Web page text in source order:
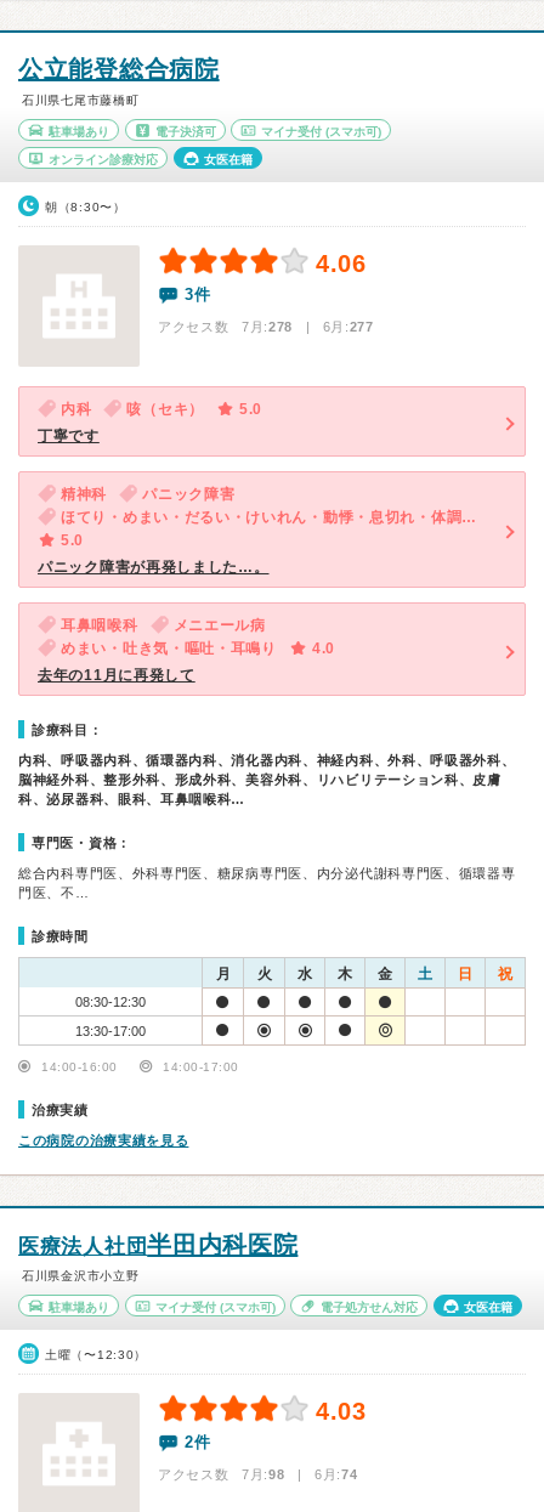
公立能登総合病院
石川県七尾市藤橋町
駐車場あり 電子決済可 マイナ受付 (スマホ可)
オンライン診療対応 女医在籍
朝（8:30〜）
4.06
3件
アクセス数 7月:278 | 6月:277
内科 咳（セキ）
5.0
丁寧です
精神科
パニック障害
ほてり・めまい・だるい・けいれん・動悸・息切れ・体調不良・寝つきが悪い・不眠・気が滅入る・不安
5.0
パニック障害が再発しました…。
耳鼻咽喉科
メニエール病
めまい・吐き気・嘔吐・耳鳴り
4.0
去年の11月に再発して
診療科目：
内科、呼吸器内科、循環器内科、消化器内科、神経内科、外科、呼吸器外科、
脳神経外科、整形外科、形成外科、美容外科、リハビリテーション科、皮膚
科、泌尿器科、眼科、耳鼻咽喉科…
専門医・資格：
総合内科専門医、外科専門医、糖尿病専門医、内分泌代謝科専門医、循環器専
門医、不…
診療時間
月 火 水 木 金 土 日 祝
08:30-12:30
13:30-17:00
14:00-16:00 14:00-17:00
治療実績
この病院の治療実績を見る
医療法人社団半田内科医院
石川県金沢市小立野
駐車場あり マイナ受付(スマホ可) 電子処方せん対応 女医在籍
土曜（〜12:30）
4.03
2件
アクセス数 7月:98 | 6月:74